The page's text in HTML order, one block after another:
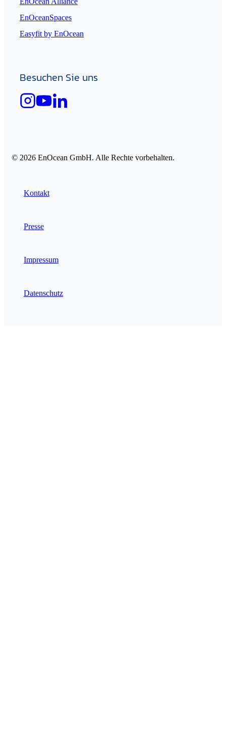
EnOceanSpaces
Easyfit by EnOcean
Besuchen Sie uns
© 2026 EnOcean GmbH. Alle Rechte vorbehalten.
Kontakt
Presse
Impressum
Datenschutz